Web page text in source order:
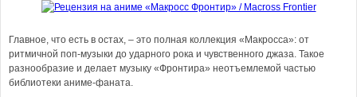
Главное, что есть в остах, – это полная коллекция «Макросса»: от
ритмичной поп-музыки до ударного рока и чувственного джаза. Такое
разнообразие и делает музыку «Фронтира» неотъемлемой частью
библиотеки аниме-фаната.